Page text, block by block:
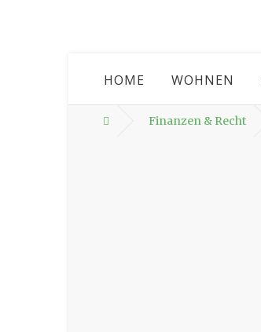
HOME WOHNEN
Finanzen & Recht